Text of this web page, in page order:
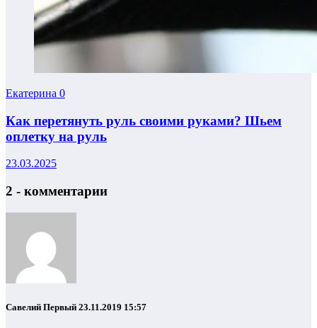
Екатерина 0
Как перетянуть руль своими руками? Шьем
оплетку на руль
23.03.2025
2 - комментарии
Савелий Первый 23.11.2019 15:57